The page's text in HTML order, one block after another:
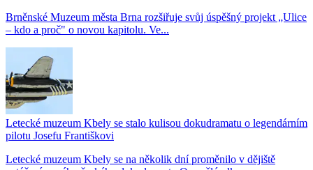
Brněnské Muzeum města Brna rozšiřuje svůj úspěšný projekt „Ulice
– kdo a proč" o novou kapitolu. Ve...
Letecké muzeum Kbely se stalo kulisou dokudramatu o legendárním
pilotu Josefu Františkovi
Letecké muzeum Kbely se na několik dní proměnilo v dějiště